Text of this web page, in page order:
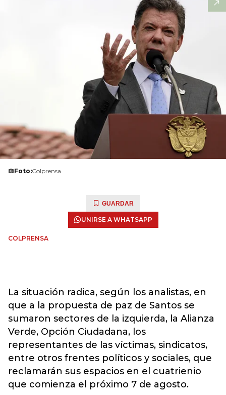
Foto:Colprensa
GUARDAR
UNIRSE A WHATSAPP
COLPRENSA
La situación radica, según los analistas, en
que a la propuesta de paz de Santos se
sumaron sectores de la izquierda, la Alianza
Verde, Opción Ciudadana, los
representantes de las víctimas, sindicatos,
entre otros frentes políticos y sociales, que
reclamarán sus espacios en el cuatrienio
que comienza el próximo 7 de agosto.